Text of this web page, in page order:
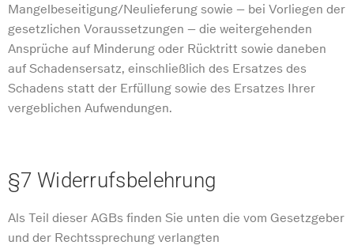
Mangelbeseitigung/Neulieferung sowie – bei Vorliegen der
gesetzlichen Voraussetzungen – die weitergehenden
Ansprüche auf Minderung oder Rücktritt sowie daneben
auf Schadensersatz, einschließlich des Ersatzes des
Schadens statt der Erfüllung sowie des Ersatzes Ihrer
vergeblichen Aufwendungen.
§7 Widerrufsbelehrung
Als Teil dieser AGBs finden Sie unten die vom Gesetzgeber
und der Rechtssprechung verlangten